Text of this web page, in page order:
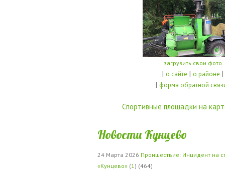
загрузить свои фото
| о сайте | о районе |
| форма обратной
Спортивные площадки на
Новости Кунцево
24 Марта 2026 Проишествие: Инцидент на
«Кунцево» (1 ) (464)